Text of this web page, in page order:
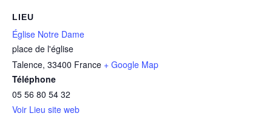
LIEU
Église Notre Dame
place de l'église
Talence, 33400 France + Google Map
Téléphone
05 56 80 54 32
Voir Lieu site web